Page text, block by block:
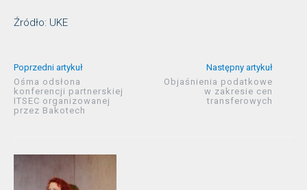
Źródło: UKE
Poprzedni artykuł
Ośma odsłona
konferencji partnerskiej
ITSEC organizowanej
przez Bakotech
Następny artykuł
Objaśnienia podatkowe
w zakresie cen
transferowych